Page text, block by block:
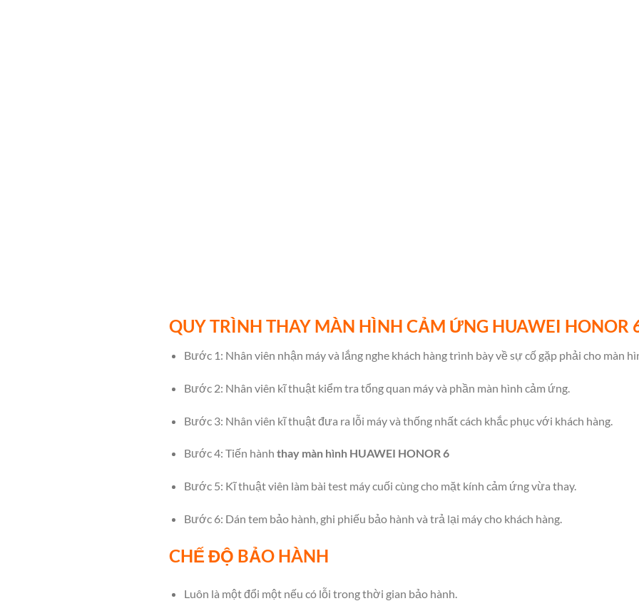
QUY TRÌNH THAY MÀN HÌNH CẢM ỨNG HUAWEI HONOR
Bước 1: Nhân viên nhận máy và lắng nghe khách hàng trình bày về sự cố gặp phải cho màn
Bước 2: Nhân viên kĩ thuật kiểm tra tổng quan máy và phần màn hình cảm ứng.
Bước 3: Nhân viên kĩ thuật đưa ra lỗi máy và thống nhất cách khắc phục với khách hàng.
Bước 4: Tiến hành thay màn hình HUAWEI HONOR 6
Bước 5: Kĩ thuật viên làm bài test máy cuối cùng cho mặt kính cảm ứng vừa thay.
Bước 6: Dán tem bảo hành, ghi phiếu bảo hành và trả lại máy cho khách hàng.
CHẾ ĐỘ BẢO HÀNH
Luôn là một đổi một nếu có lỗi trong thời gian bảo hành.